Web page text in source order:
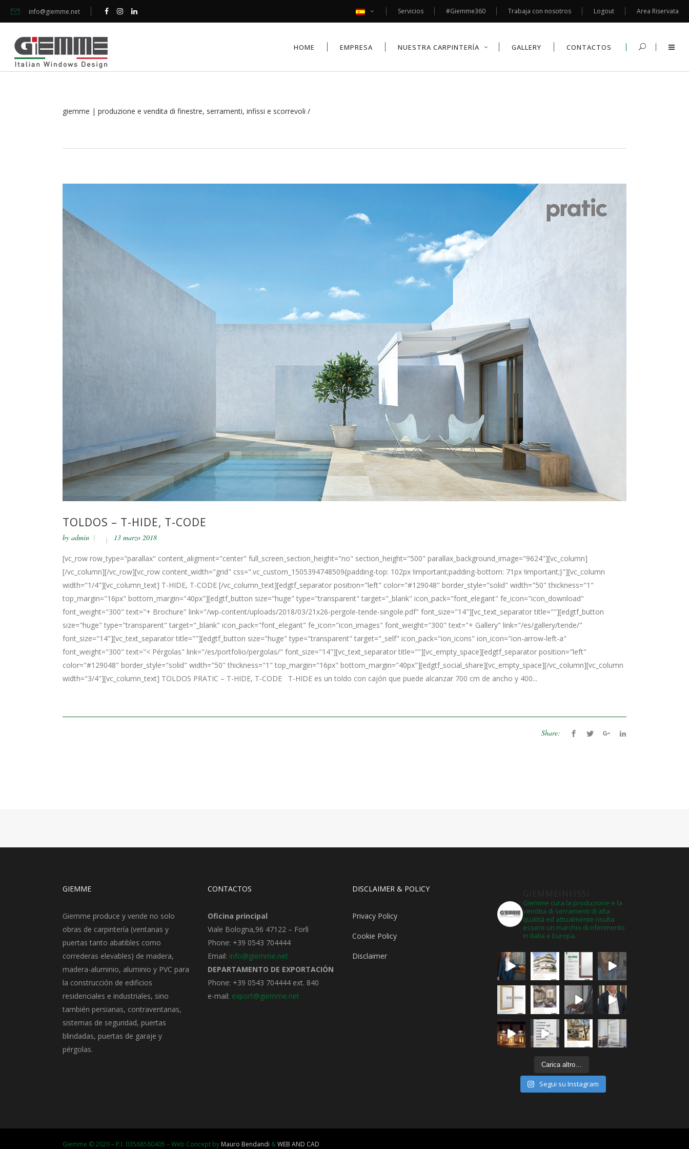
info@giemme.net Servicios #Giemme360 Trabaja con nosotros Logout Area Riservata
HOME EMPRESA NUESTRA CARPINTERÍA GALLERY CONTACTOS
giemme | produzione e vendita di finestre, serramenti, infissi e scorrevoli /
TOLDOS – T-HIDE, T-CODE
by admin 13 marzo 2018
[vc_row row_type="parallax" content_aligment="center" full_screen_section_height="no" section_height="500" parallax_background_image="9624"][vc_column]
[/vc_column][/vc_row][vc_row content_width="grid" css=".vc_custom_1505394748509{padding-top: 102px !important;padding-bottom: 71px !important;}"][vc_column
width="1/4"][vc_column_text] T-HIDE, T-CODE [/vc_column_text][edgtf_separator position="left" color="#129048" border_style="solid" width="50" thickness="1"
top_margin="16px" bottom_margin="40px"][edgtf_button size="huge" type="transparent" target="_blank" icon_pack="font_elegant" fe_icon="icon_download"
font_weight="300" text="+ Brochure" link="/wp-content/uploads/2018/03/21x26-pergole-tende-singole.pdf" font_size="14"][vc_text_separator title=""][edgtf_button
size="huge" type="transparent" target="_blank" icon_pack="font_elegant" fe_icon="icon_images" font_weight="300" text="+ Gallery" link="/es/gallery/tende/"
font_size="14"][vc_text_separator title=""][edgtf_button size="huge" type="transparent" target="_self" icon_pack="ion_icons" ion_icon="ion-arrow-left-a"
font_weight="300" text="< Pérgolas" link="/es/portfolio/pergolas/" font_size="14"][vc_text_separator title=""][vc_empty_space][edgtf_separator position="left"
color="#129048" border_style="solid" width="50" thickness="1" top_margin="16px" bottom_margin="40px"][edgtf_social_share][vc_empty_space][/vc_column][vc_column
width="3/4"][vc_column_text] TOLDOS PRATIC – T-HIDE, T-CODE T-HIDE es un toldo con cajón que puede alcanzar 700 cm de ancho y 400...
Share:
GIEMME
Giemme produce y vende no solo
obras de carpintería (ventanas y
puertas tanto abatibles como
correderas elevables) de madera,
madera-aluminio, aluminio y PVC para
la construcción de edificios
residenciales e industriales, sino
también persianas, contraventanas,
sistemas de seguridad, puertas
blindadas, puertas de garaje y
pérgolas.
CONTACTOS
Oficina principal
Viale Bologna,96 47122 – Forlì
Phone: +39 0543 704444
Email: info@giemme.net
DEPARTAMENTO DE EXPORTACIÓN
Phone: +39 0543 704444 ext. 840
e-mail: export@giemme.net
DISCLAIMER & POLICY
Privacy Policy
Cookie Policy
Disclaimer
Giemme cura la produzione e la
vendita di serramenti di alta
qualità ed attualmente risulta
essere un marchio di riferimento
in Italia e Europa.
Carica altro…
Segui su Instagram
Giemme © 2020 – P.I. 03568580405 – Web Concept by Mauro Bendandi &WEB AND CAD